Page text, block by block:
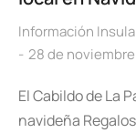
Información
28 de
El Cabildo de La
navideña